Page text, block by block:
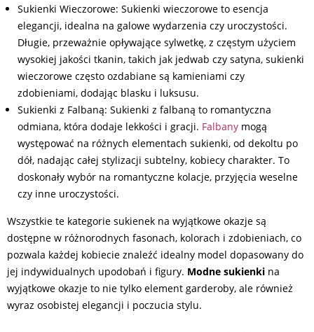
Sukienki Wieczorowe: Sukienki wieczorowe to esencja
elegancji, idealna na galowe wydarzenia czy uroczystości.
Długie, przeważnie opływające sylwetkę, z częstym użyciem
wysokiej jakości tkanin, takich jak jedwab czy satyna, sukienki
wieczorowe często ozdabiane są kamieniami czy
zdobieniami, dodając blasku i luksusu.
Sukienki z Falbaną: Sukienki z falbaną to romantyczna
odmiana, która dodaje lekkości i gracji. Falbany mogą
występować na różnych elementach sukienki, od dekoltu po
dół, nadając całej stylizacji subtelny, kobiecy charakter. To
doskonały wybór na romantyczne kolacje, przyjęcia weselne
czy inne uroczystości.
Wszystkie te kategorie sukienek na wyjątkowe okazje są
dostępne w różnorodnych fasonach, kolorach i zdobieniach, co
pozwala każdej kobiecie znaleźć idealny model dopasowany do
jej indywidualnych upodobań i figury. Modne sukienki na
wyjątkowe okazje to nie tylko element garderoby, ale również
wyraz osobistej elegancji i poczucia stylu.